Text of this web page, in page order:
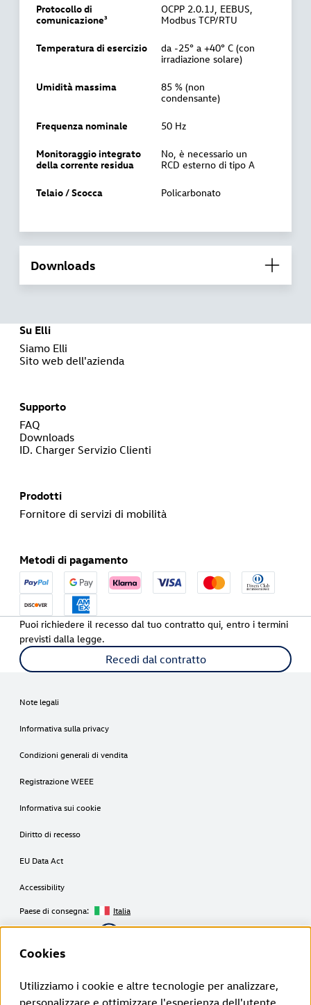
Protocollo di
comunicazione³
OCPP 2.0.1J, EEBUS,
Modbus TCP/RTU
Temperatura di esercizio
da -25° a +40° C (con
irradiazione solare)
Umidità massima
85 % (non
condensante)
Frequenza nominale 50 Hz
Monitoraggio integrato
della corrente residua
No, è necessario un
RCD esterno di tipo A
Telaio / Scocca Policarbonato
Downloads
Su Elli
Siamo Elli
Sito web dell'azienda
Supporto
FAQ
Downloads
ID. Charger Servizio Clienti
Prodotti
Fornitore di servizi di mobilità
Metodi di pagamento
Puoi richiedere il recesso dal tuo contratto qui, entro i termini
previsti dalla legge.
Recedi dal contratto
Note legali
Informativa sulla privacy
Condizioni generali di vendita
Registrazione WEEE
Informativa sui cookie
Diritto di recesso
EU Data Act
Accessibility
Paese di consegna: Italia
Disclaimer Volkswagen Group Charging GmbH
Cookies
Utilizziamo i cookie e altre tecnologie per analizzare,
personalizzare e ottimizzare l'esperienza dell'utente